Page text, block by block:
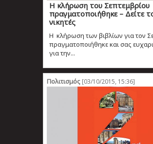
Η κλήρωση του Σεπτεμβρίου
πραγματοποιήθηκε – Δείτε
νικητές
Η κλήρωση των βιβλίων για τον
πραγματοποιήθηκε και σας
για την...
Πολιτισμός[03/10/2015, 15:36]